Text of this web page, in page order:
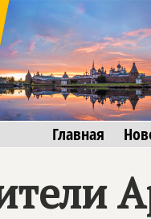
Главная